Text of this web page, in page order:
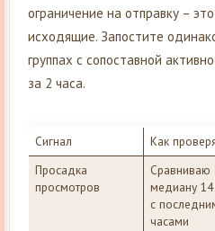
ограничение на отправку –
исходящие. Запостите
группах с сопоставной
за 2 часа.
Сигнал Как
Просадка
просмотров
Сравниваю
медиану
с
часами